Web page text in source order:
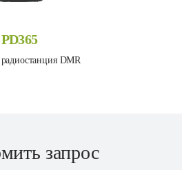
PD365
DMR
запрос